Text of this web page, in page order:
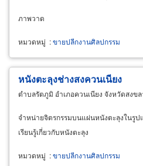
ภาพวาด
หมวดหมู่ :ขายปลีกงานศิลปกรรม
หนังตะลุงช่างสงควนเนียง
ตำบลรัตภูมิ อำเภอควนเนียง จังหวัดสงข
จำหน่ายจิตรกรรมบนแผ่นหนังตะลุงในรู
เรียนรู้เกี่ยวกับหนังตะลุง
หมวดหมู่ :ขายปลีกงานศิลปกรรม